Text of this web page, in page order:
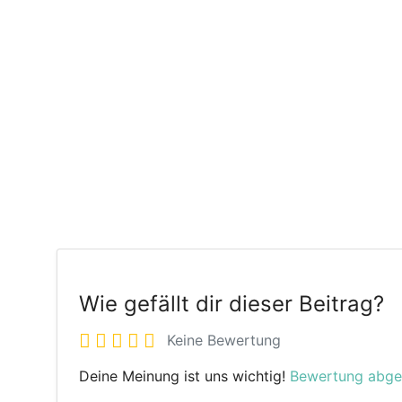
Wie gefällt dir dieser Beitrag?
Keine Bewertung
Deine Meinung ist uns wichtig! Bewertung